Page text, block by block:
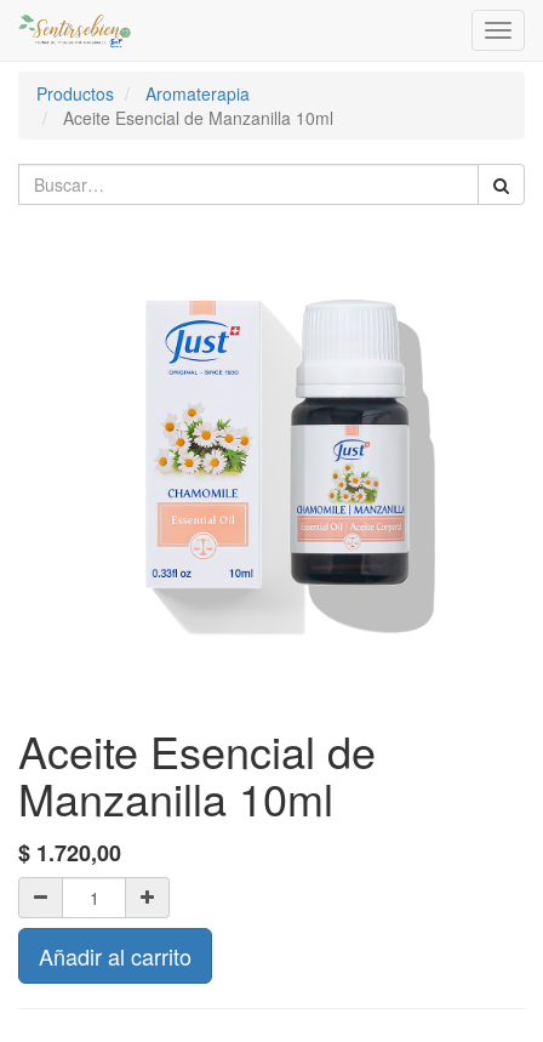
Productos
Aromaterapia
Aceite Esencial de Manzanilla 10ml
Aceite Esencial de
Manzanilla 10ml
$ 1.720,00
Añadir al carrito